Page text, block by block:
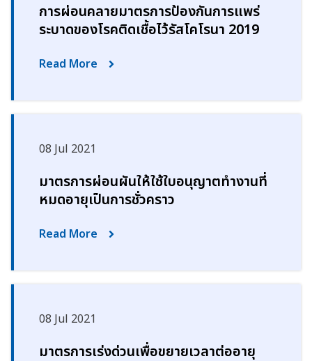
การผ่อนคลายมาตรการป้องกันการแพร่
ระบาดของโรคติดเชื้อไว้รัสโคโรนา 2019
Read More
08 Jul 2021
มาตรการผ่อนผันให้ใช้ใบอนุญาตทำงานที่
หมดอายุเป็นการชั่วคราว
Read More
08 Jul 2021
มาตรการเร่งด่วนเพื่อขยายเวลาต่ออายุ